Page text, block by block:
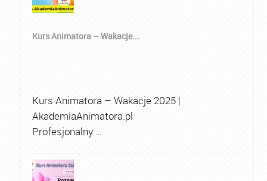
Kurs Animatora – Wakacje...
Kurs Animatora – Wakacje 2025 |
AkademiaAnimatora.pl
Profesjonalny …